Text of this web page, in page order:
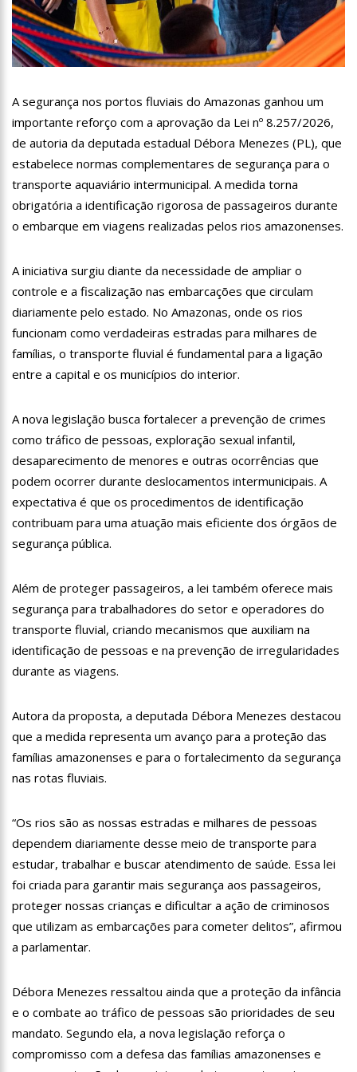
13:07
Greve de ônibus é suspensa a pedido do prefeito de
Manaus
12:55 PIB do Japão registra crescimento pela primeira vez em 3
trimestres
sentiu
12:37 Agenor Tupinambá fala sobre namoro com Lucas: “Não
houve traição”
Influenciadora e ex são encontrados mortos em carro no
interior de SP
14:56 Vídeo: Reação de Ana Clara após não pegar buquê em
casamento viraliza: “Filho da put*! Nojento!”
14:52 Procon-AM orienta população que Lei do Troco é válida e
São Paulo
11:52 Petrobras anuncia nova política de preços de combustíveis
11:36 Acusado de divulgar fotos de corpo de Marília Mendonça e
de outros artistas mortos vira réu
11:28
Casal é surpreendido com gravidez de sêxtuplos e pai ‘passa
mal’
atendimento a Pessoas com Deficiência
11:09 Bruna Biancardi ganha mimo de R$ 820 de Neymar: ‘Se fez
presente mesmo distante’
14:30 Wilson Lima entrega Caimi Ada Rodrigues Viana revitalizado
à população idosa da zona oeste
14:25
Confira quais bairros de Manaus ficarão sem energia nesta
segunda-feira (15)
14:17 Motoristas de aplicativo entram em greve em todo o Brasil
14:10 Após matar colegas, policial grava vídeo: “Te vejo no inferno”;
assista
13:52
Jovem sofre queimaduras de 1º grau no rosto após celular
explodir
13:35 Mulher morre atropelada a caminho do trabalho em Manaus
Agenor Tupinambá tem primeiro encontro com namorado
após um ano de relacionamento a distância
13:03 Prefeitura de Manaus realiza 1ª Feira Folclórica no Centro
Fornecedores entram com pedido de falência das lojas
Marisa
11:19 Secretaria de Fazenda alerta para golpes com pagamento
falso de IPVA por Pix
10:58 Idosa comemora 107 anos com festa temática da Barbie e
encanta web
10:43 Bolsonaro virá a Manaus ainda este ano para fortalecer pré-
candidatura de coronel Menezes à Prefeitura de Manaus em 2024
ela em seu casamento
10:15 Aos 43 anos, mulher com deficiência contrata jovem para
fazer sexo pela primeira vez
12:56 Virginia Fonseca mente sobre avião e Zé Felipe enfrenta
A segurança nos portos fluviais do Amazonas ganhou um
importante reforço com a aprovação da Lei nº 8.257/2026,
de autoria da deputada estadual Débora Menezes (PL), que
estabelece normas complementares de segurança para o
transporte aquaviário intermunicipal. A medida torna
obrigatória a identificação rigorosa de passageiros durante
o embarque em viagens realizadas pelos rios amazonenses.
A iniciativa surgiu diante da necessidade de ampliar o
controle e a fiscalização nas embarcações que circulam
diariamente pelo estado. No Amazonas, onde os rios
funcionam como verdadeiras estradas para milhares de
famílias, o transporte fluvial é fundamental para a ligação
entre a capital e os municípios do interior.
A nova legislação busca fortalecer a prevenção de crimes
como tráfico de pessoas, exploração sexual infantil,
desaparecimento de menores e outras ocorrências que
podem ocorrer durante deslocamentos intermunicipais. A
expectativa é que os procedimentos de identificação
contribuam para uma atuação mais eficiente dos órgãos de
segurança pública.
Além de proteger passageiros, a lei também oferece mais
segurança para trabalhadores do setor e operadores do
transporte fluvial, criando mecanismos que auxiliam na
identificação de pessoas e na prevenção de irregularidades
durante as viagens.
Autora da proposta, a deputada Débora Menezes destacou
que a medida representa um avanço para a proteção das
famílias amazonenses e para o fortalecimento da segurança
nas rotas fluviais.
“Os rios são as nossas estradas e milhares de pessoas
dependem diariamente desse meio de transporte para
estudar, trabalhar e buscar atendimento de saúde. Essa lei
foi criada para garantir mais segurança aos passageiros,
proteger nossas crianças e dificultar a ação de criminosos
que utilizam as embarcações para cometer delitos”, afirmou
a parlamentar.
Débora Menezes ressaltou ainda que a proteção da infância
e o combate ao tráfico de pessoas são prioridades de seu
mandato. Segundo ela, a nova legislação reforça o
compromisso com a defesa das famílias amazonenses e